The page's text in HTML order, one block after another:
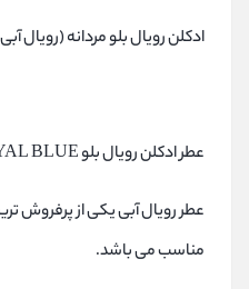
ادکلن رویال بلو مردانه (رویال آبی) 75 میلی لیتر ادو پرفیوم اصل و اورجینال با ضمانت اصالت و تضمین
عطر ادکلن رویال بلو ROYAL BLUE عطری است مردانه و جذاب با رایحه ای خنک و تند .
عطر رویال آبی یکی از پرفروش
مناسب می باشد.